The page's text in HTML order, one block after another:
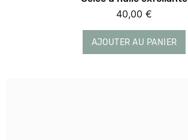
40,00 €
AJOUTER AU PANIER